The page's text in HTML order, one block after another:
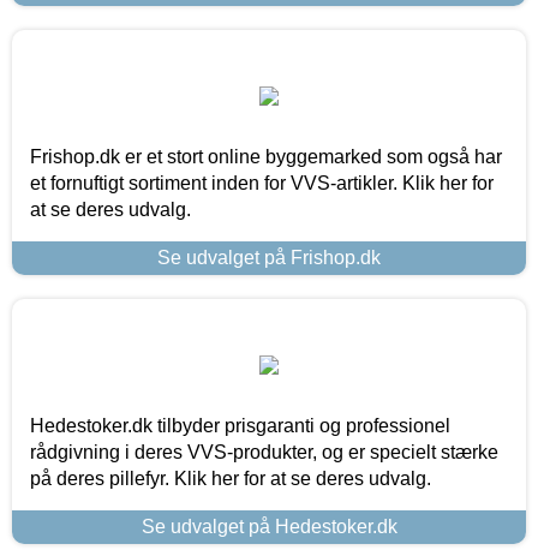
Frishop.dk er et stort online byggemarked som også har
et fornuftigt sortiment inden for VVS-artikler. Klik her for
at se deres udvalg.
Se udvalget på Frishop.dk
Hedestoker.dk tilbyder prisgaranti og professionel
rådgivning i deres VVS-produkter, og er specielt stærke
på deres pillefyr. Klik her for at se deres udvalg.
Se udvalget på Hedestoker.dk